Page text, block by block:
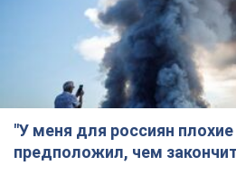
"У меня для россиян
предположил, чем